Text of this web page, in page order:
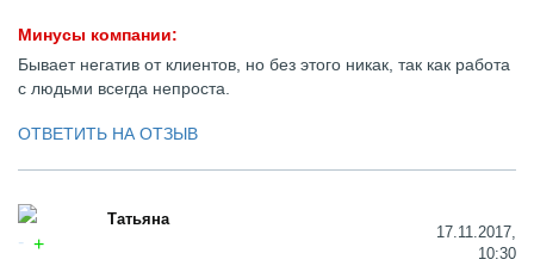
Минусы компании:
Бывает негатив от клиентов, но без этого никак, так как работа
с людьми всегда непроста.
ОТВЕТИТЬ НА ОТЗЫВ
Татьяна
17.11.2017,
10:30